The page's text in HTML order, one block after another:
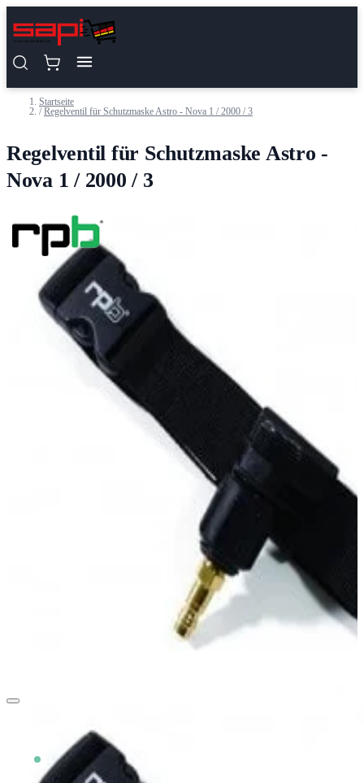
Startseite
/ Regelventil für Schutzmaske Astro - Nova 1 / 2000 / 3
Regelventil für Schutzmaske Astro -
Nova 1 / 2000 / 3
Auf Lager